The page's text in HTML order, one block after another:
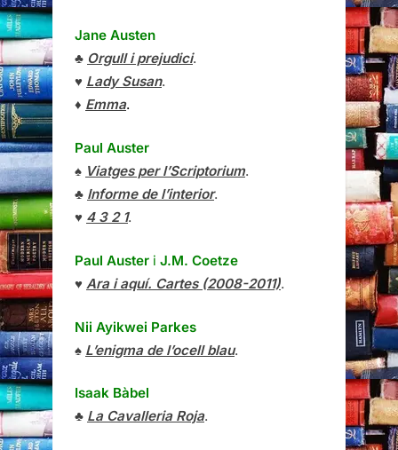
Jane Austen
♣ Orgull i prejudici.
♥ Lady Susan.
♦ Emma.
Paul Auster
♠ Viatges per l’Scriptorium.
♣ Informe de l’interior.
♥ 4 3 2 1.
Paul Auster i J.M. Coetze
♥ Ara i aquí. Cartes (2008-2011).
Nii Ayikwei Parkes
♠ L’enigma de l’ocell blau.
Isaak Bàbel
♣ La Cavalleria Roja.